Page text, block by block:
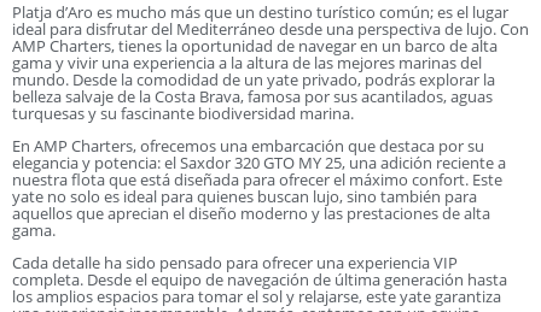
Platja d’Aro es mucho más que un destino turístico común; es el lugar
ideal para disfrutar del Mediterráneo desde una perspectiva de lujo. Con
AMP Charters, tienes la oportunidad de navegar en un barco de alta
gama y vivir una experiencia a la altura de las mejores marinas del
mundo. Desde la comodidad de un yate privado, podrás explorar la
belleza salvaje de la Costa Brava, famosa por sus acantilados, aguas
turquesas y su fascinante biodiversidad marina.
En AMP Charters, ofrecemos una embarcación que destaca por su
elegancia y potencia: el Saxdor 320 GTO MY 25, una adición reciente a
nuestra flota que está diseñada para ofrecer el máximo confort. Este
yate no solo es ideal para quienes buscan lujo, sino también para
aquellos que aprecian el diseño moderno y las prestaciones de alta
gama.
Cada detalle ha sido pensado para ofrecer una experiencia VIP
completa. Desde el equipo de navegación de última generación hasta
los amplios espacios para tomar el sol y relajarse, este yate garantiza